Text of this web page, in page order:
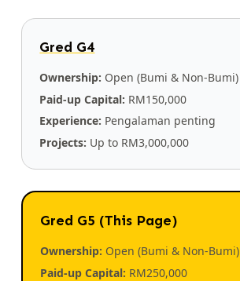
Gred G4
Ownership: Open (Bumi & Non-Bumi)
Paid-up Capital: RM150,000
Experience: Pengalaman penting
Projects: Up to RM3,000,000
Gred G5 (This Page)
Ownership: Open (Bumi & Non-Bumi)
Paid-up Capital: RM250,000